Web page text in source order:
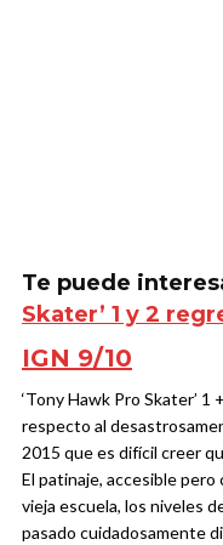
Te puede
Skater’ 1 y 2
IGN 9/10
‘Tony Hawk Pro Skater’ 1
respecto al
2015 que es difícil creer
El patinaje, accesible
vieja escuela, los niveles
pasado cuidadosamente